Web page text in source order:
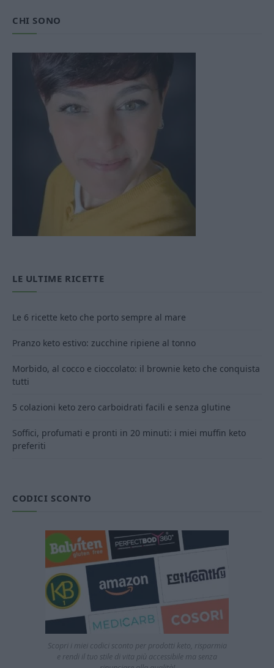
CHI SONO
LE ULTIME RICETTE
Le 6 ricette keto che porto sempre al mare
Pranzo keto estivo: zucchine ripiene al tonno
Morbido, al cocco e cioccolato: il brownie keto che conquista
tutti
5 colazioni keto zero carboidrati facili e senza glutine
Soffici, profumati e pronti in 20 minuti: i miei muffin keto
preferiti
CODICI SCONTO
Scopri i miei codici sconto per prodotti keto, risparmia
e rendi il tuo stile di vita più accessibile ma senza